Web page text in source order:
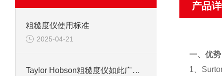
粗糙度仪使用标准
2025-04-21
Taylor Hobson粗糙度仪如此广泛的应用领域，你知道吗？
产品
一、优势
1、